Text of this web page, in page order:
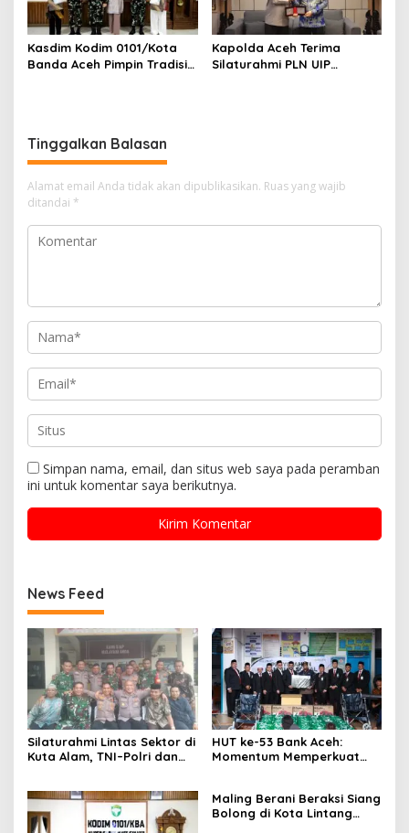
Kasdim Kodim 0101/Kota
Banda Aceh Pimpin Tradisi
Kapolda Aceh Terima
Silaturahmi PLN UIP
Tinggalkan Balasan
Alamat email Anda tidak akan dipublikasikan. Ruas yang wajib
ditandai *
Simpan nama, email, dan situs web saya pada peramban
ini untuk komentar saya berikutnya.
News Feed
Silaturahmi Lintas Sektor di
Kuta Alam, TNI–Polri dan
HUT ke-53 Bank Aceh:
Momentum Memperkuat
Maling Berani Beraksi Siang
Bolong di Kota Lintang